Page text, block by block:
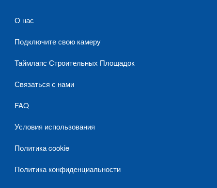
О нас
Подключите свою камеру
Таймлапс Строительных Площадок
Связаться с нами
FAQ
Условия использования
Политика cookie
Политика конфиденциальности